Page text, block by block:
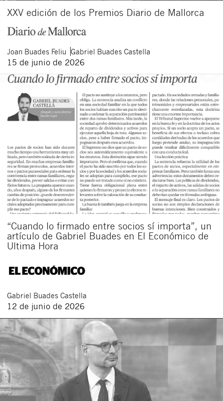
XXV edición de los Premios Diario de Mallorca
Joan Buades Feliu Gabriel Buades Castella
15 de junio de 2026
“Cuando lo firmado entre socios sí importa”, un
artículo de Gabriel Buades en El Económico de
Ultima Hora
Gabriel Buades Castella
12 de junio de 2026